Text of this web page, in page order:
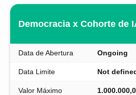
Democracia x Cohorte de
Data de Abertura Ongoing
Data Limite Not
Valor Máximo